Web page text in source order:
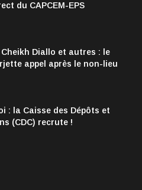
du CAPCEM-EPS
Diallo et autres : le
appel après le non-lieu
: la Caisse des Dépôts et
(CDC) recrute !